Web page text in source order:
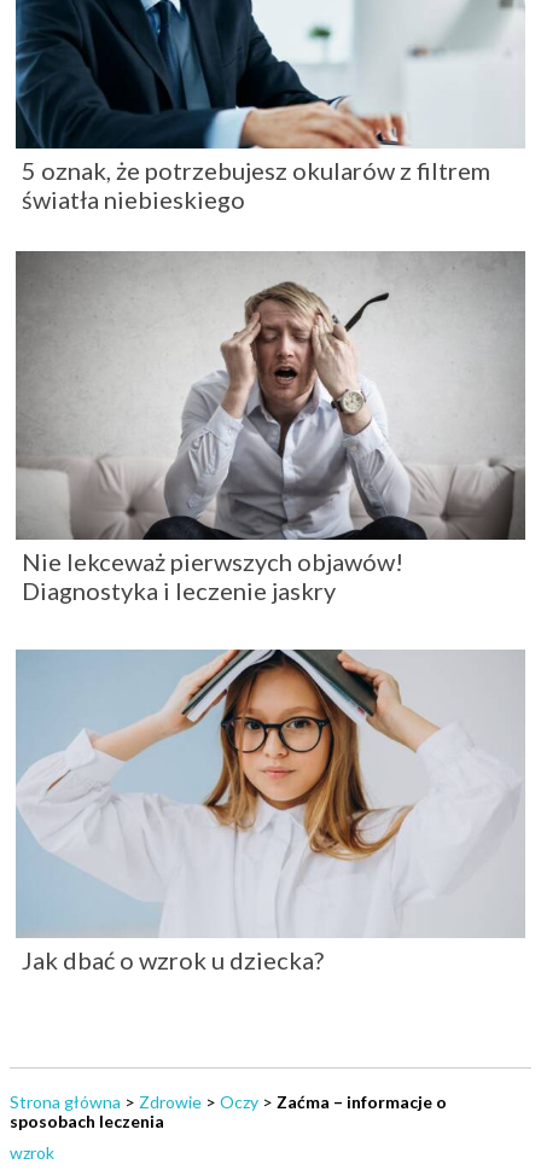
5 oznak, że potrzebujesz okularów z filtrem
światła niebieskiego
Nie lekceważ pierwszych objawów!
Diagnostyka i leczenie jaskry
Jak dbać o wzrok u dziecka?
Strona główna > Zdrowie > Oczy > Zaćma – informacje o
sposobach leczenia
wzrok